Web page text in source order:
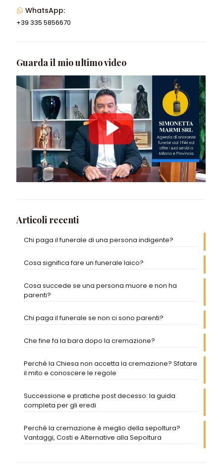
WhatsApp:
+39 335 5856670
Guarda il mio ultimo video
Articoli recenti
Chi paga il funerale di una persona indigente?
Cosa significa fare un funerale laico?
Cosa succede se una persona muore e non ha
parenti?
Chi paga il funerale se non ci sono parenti?
Che fine fa la bara dopo la cremazione?
Perché la Chiesa non accetta la cremazione? Sfatare
il mito e conoscere le regole
Successione e pratiche post decesso: la guida
completa per gli eredi
Perché la cremazione è meglio della sepoltura?
Vantaggi, Costi e Alternative alla Sepoltura